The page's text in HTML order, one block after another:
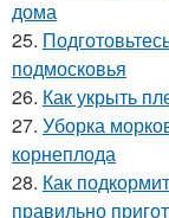
дома
25.
подмосковья
26. Как укрыть
27. Уборка
корнеплода
28. Как
правильно